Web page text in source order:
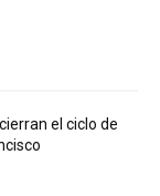
el ciclo de